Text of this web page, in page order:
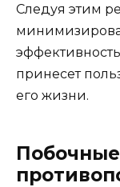
Следуя этим
принесет
его жизни.